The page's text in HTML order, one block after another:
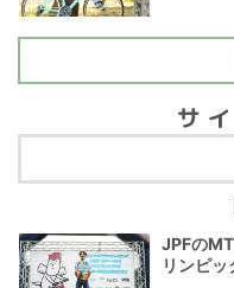
サ
JPFの
リンピッ